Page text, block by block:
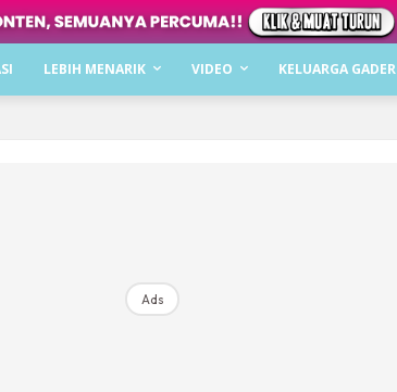
LEBIH MENARIK VIDEO KELUARGA GADER
Ads